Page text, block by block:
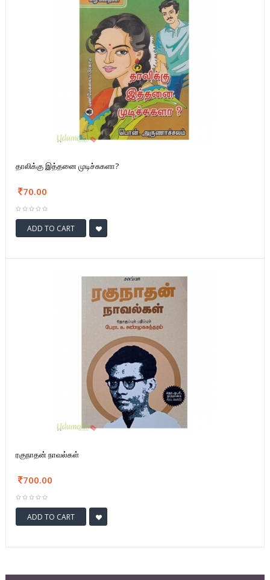
தாலிக்கு இத்தனை முடிச்சுகளா?
70.00
ADD TO CART
ரகுநாதன் நாவல்கள்
700.00
ADD TO CART